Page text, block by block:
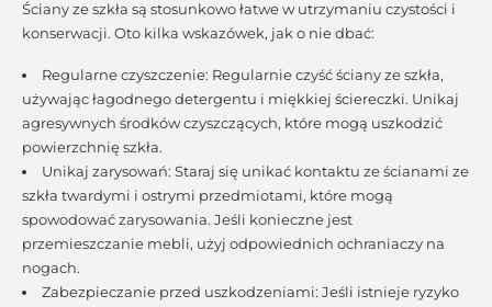
Ściany ze szkła są stosunkowo łatwe w utrzymaniu czystości i
konserwacji. Oto kilka wskazówek, jak o nie dbać:
Regularne czyszczenie: Regularnie czyść ściany ze szkła,
używając łagodnego detergentu i miękkiej ściereczki. Unikaj
agresywnych środków czyszczących, które mogą uszkodzić
powierzchnię szkła.
Unikaj zarysowań: Staraj się unikać kontaktu ze ścianami ze
szkła twardymi i ostrymi przedmiotami, które mogą
spowodować zarysowania. Jeśli konieczne jest
przemieszczanie mebli, użyj odpowiednich ochraniaczy na
nogach.
Zabezpieczanie przed uszkodzeniami: Jeśli istnieje ryzyko